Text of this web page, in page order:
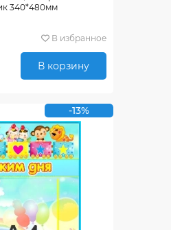
340*480мм
В избранное
В корзину
-13%